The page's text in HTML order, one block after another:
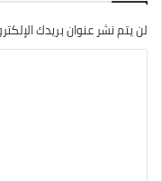
لن يتم نشر عنوان بريدك